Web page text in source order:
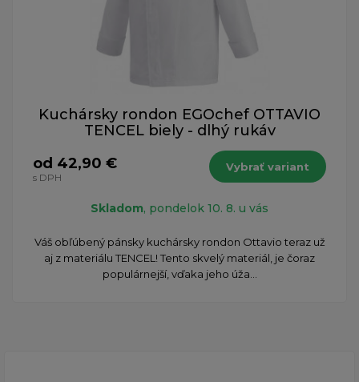
Kuchársky rondon EGOchef OTTAVIO
TENCEL biely - dlhý rukáv
od 42,90 €
s DPH
Vybrať variant
Skladom, pondelok 10. 8. u vás
Váš obľúbený pánsky kuchársky rondon Ottavio teraz už
aj z materiálu TENCEL! Tento skvelý materiál, je čoraz
populárnejší, vďaka jeho úža...